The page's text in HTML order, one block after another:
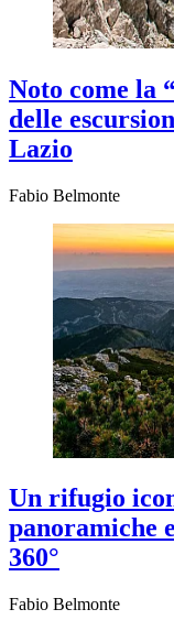
Noto come la
delle
Lazio
Fabio Belmonte
Un rifugio
panoramiche
360°
Fabio Belmonte